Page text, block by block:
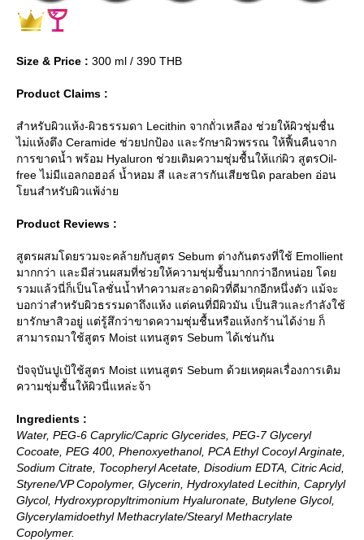
Size & Price : 300 ml / 390 THB
Product Claims :
สำหรับผิวแห้ง-ผิวธรรมดา Lecithin จากถั่วเหลือง ช่วยให้ผิวชุ่มชื่น
ไม่แห้งตึง Ceramide ช่วยปกป้อง และรักษาผิวพรรณ ให้ฟื้นคืนจาก
การขาดน้ำ พร้อม Hyaluron ช่วยเติมความชุ่มชื้นให้แก่ผิว สูตรOil-
free ไม่มีแอลกอฮอล์ น้ำหอม สี และสารกันเสียชนิด paraben อ่อน
นสำหรับผิวแพ้ง่า
Product Reviews :
สูตรผสมโดยรวมจะคล้ายกับสูตร Sebum ต่างกันตรงที่ใช้ Emollient
มากกว่า และมีส่วนผสมที่ช่วยให้ความชุ่มชื้นมากกว่าอีกหน่อย โด
รวมแล้วนี่ก็เป็นโลชั่นน้ำทำความสะอาดผิวที่ดีมากอีกหนึ่งตัว แม้จะ
บอกว่าสำหรับผิวธรรมดาถึงแห้ง แต่คนที่มีผิวมัน เป็นสิวและกำลังใช้
ารักษาสิวอยู่ แต่รู้สึกว่าขาดความชุ่มชื้นหรือแห้งกร้านได้ง่าย ก็
สามารถมาใช้สูตร Moist แทนสูตร Sebum ได้เช่นกัน
ปัจจุบันปูเป้ใช้สูตร Moist แทนสูตร Sebum ด้วยเหตุผลเรื่องการเติม
ความชุ่มชื้นให้ผิวนี่แหล่ะจ้า
Ingredients :
Water, PEG-6 Caprylic/Capric Glycerides, PEG-7 Glyceryl
Cocoate, PEG 400, Phenoxyethanol, PCA Ethyl Cocoyl Arginate,
Sodium Citrate, Tocopheryl Acetate, Disodium EDTA, Citric Acid,
Styrene/VP Copolymer, Glycerin, Hydroxylated Lecithin, Caprylyl
Glycol, Hydroxypropyltrimonium Hyaluronate, Butylene Glycol,
Glycerylamidoethyl Methacrylate/Stearyl Methacrylate
Copolymer.